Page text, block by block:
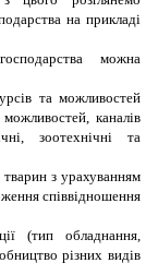
на прикладі
можна
та можливостей
каналів
зоотехнічні та
тварин з урахуванням
співвідношення
(тип обладнання,
різних видів